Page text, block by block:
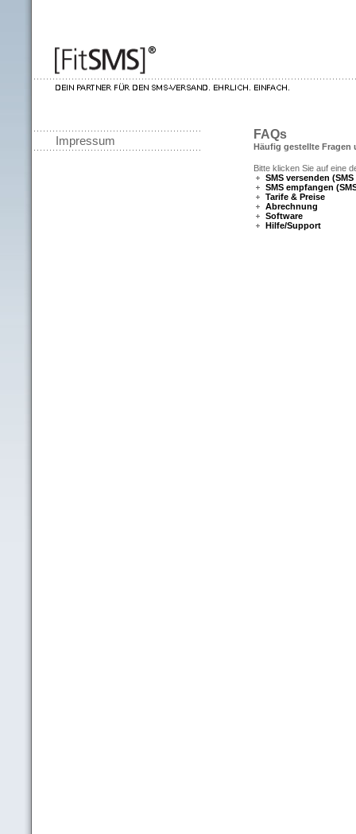
Impressum FAQs
Häufig gestellte Fragen
Bitte klicken Sie auf eine
SMS versenden
SMS empfangen
Tarife & Preise
Abrechnung
Software
Hilfe/Support